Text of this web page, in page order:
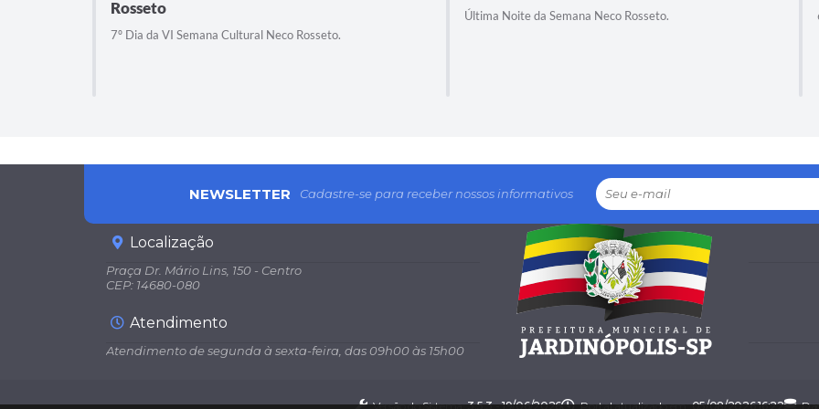
Rosseto
7º Dia da VI Semana Cultural Neco Rosseto.
Última Noite da Semana Neco Rosseto.
NEWSLETTER Cadastre-se para receber nossos informativos
Localização
Praça Dr. Mário Lins, 150 - Centro
CEP: 14680-080
Atendimento
Atendimento de segunda à sexta-feira, das 09h00 às 15h00
Versão do Sistema:3.5.3 - 19/06/2026 Portal atualizado em:05/08/2026 16:22